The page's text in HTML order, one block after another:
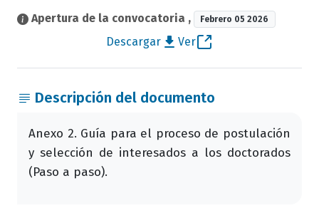
Apertura de la convocatoria , Febrero 05 2026
Descargar Ver
Descripción del documento
Anexo 2. Guía para el proceso de postulación
y selección de interesados a los doctorados
(Paso a paso).